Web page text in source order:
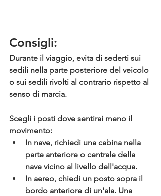
Consigli:
Durante il viaggio, evita di sederti sui
sedili nella parte posteriore del veicolo
o sui sedili rivolti al contrario rispetto al
senso di marcia.
Scegli i posti dove sentirai meno il
movimento:
In nave, richiedi una cabina nella
parte anteriore o centrale della
nave vicino al livello dell'acqua.
In aereo, chiedi un posto sopra il
bordo anteriore di un'ala. Una